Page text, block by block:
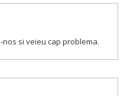
si veieu cap problema.